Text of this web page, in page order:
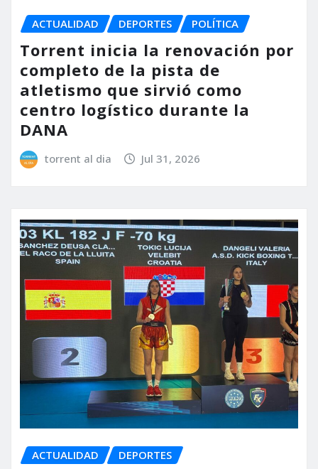
ACTUALIDAD DEPORTES POLÍTICA
Torrent inicia la renovación por
completo de la pista de
atletismo que sirvió como
centro logístico durante la
DANA
torrent al dia Jul 31, 2026
ACTUALIDAD DEPORTES